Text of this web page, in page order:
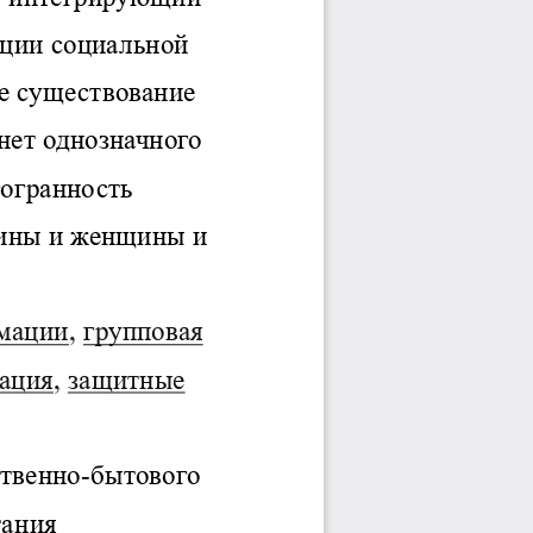
Jurnal Yordamchisi